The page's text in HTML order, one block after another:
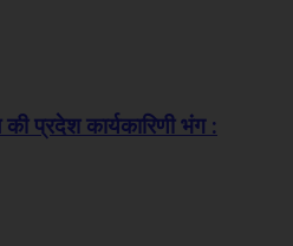
प्रदेश कार्यकारिणी भंग :